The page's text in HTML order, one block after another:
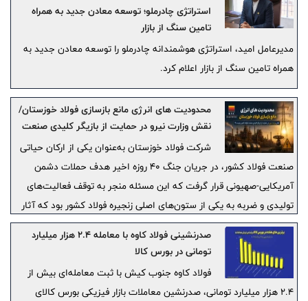
استراتژی چادرملو؛ توسعه معادن جدید به همراه
تامین سنگ از بازار
مدیرعامل امید، استراتژی هوشمندانه چادرملو را توسعه معادن جدید به
همراه تامین سنگ از بازار اعلام کرد.
محدودیت های انرژی مانع بازسازی فولاد خوزستان/
نقش وزارت نیرو در حمایت از بازیگر کلیدی صنعت
فولاد کشور چیست؟!
شرکت فولاد خوزستان به‌عنوان یکی از ارکان حیاتی
صنعت فولاد کشور، در جریان جنگ ۴۰ روزه اخیر هدف حملات دشمن
آمریکایی-صهیونی قرار گرفت که این مسئله منجر به توقف فعالیت‌های
تولیدی و ضربه‌ به یکی از ستون‌های اصلی زنجیره فولاد کشور بود که آثار
آن در تولید، اشتغال و بازار به‌وضوح قابل مشاهده است.
صدرنشینی فولاد کاوه با معامله ۲.۴ هزار میلیارد
تومانی در بورس کالا
فولاد کاوه جنوب کیش با ثبت معامله‌ای بیش از
۲.۴ هزار میلیارد تومانی، صدرنشین معاملات بازار فیزیکی بورس کالای